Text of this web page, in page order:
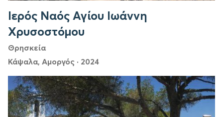
Ιερός Ναός Αγίου Ιωάννη
Χρυσοστόμου
Θρησκεία
Κάψαλα, Αμοργός · 2024